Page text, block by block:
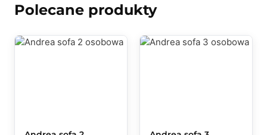
Polecane produkty